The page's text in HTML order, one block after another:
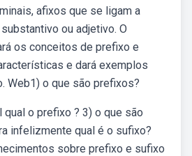
afixos que se ligam a
ou adjetivo. O
os conceitos de prefixo e
e dará exemplos
Web1) o que são prefixos?
qual o prefixo ? 3) o que são
infelizmente qual é o sufixo?
sobre prefixo e sufixo